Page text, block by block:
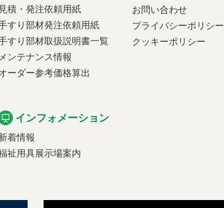
見積・発注依頼用紙
すり部材発注依頼用紙
すり部材取扱説明書一覧
メンテナンス情報
ーダー参考価格算出
インフォメーション
着情報
祉用具展示場案内
お問い合わせ
プライバシーポリシー
クッキーポリシー